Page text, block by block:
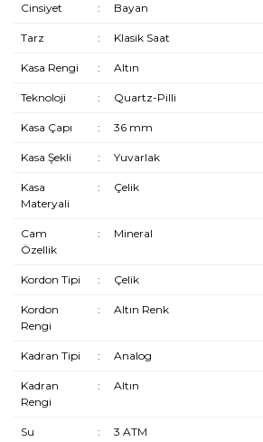
Cinsiyet : Bayan
Tarz : Klasik Saat
Kasa Rengi : Altın
Teknoloji : Quartz-Pilli
Kasa Çapı : 36 mm
Kasa Şekli : Yuvarlak
Kasa
Materyali
: Çelik
Cam
Özellik
: Mineral
Kordon Tipi : Çelik
Kordon
Rengi
: Altın Renk
Kadran Tipi : Analog
Kadran
Rengi
: Altın
Su
: 3 ATM